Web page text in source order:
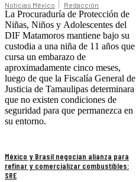
Noticias México Redacción
La Procuraduría de Protección de
Niñas, Niños y Adolescentes del
DIF Matamoros mantiene bajo su
custodia a una niña de 11 años que
cursa un embarazo de
aproximadamente cinco meses,
luego de que la Fiscalía General de
Justicia de Tamaulipas determinara
que no existen condiciones de
seguridad para que permanezca en
su entorno.
México y Brasil negocian alianza para
refinar y comercializar combustibles:
SRE